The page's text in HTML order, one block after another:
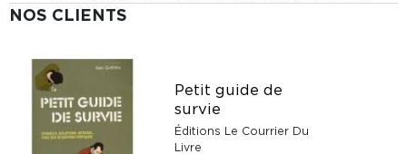
NOS CLIENTS
Petit guide de
survie
Éditions Le Courrier Du
Livre